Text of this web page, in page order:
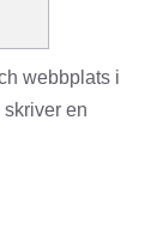
webbplats i
en